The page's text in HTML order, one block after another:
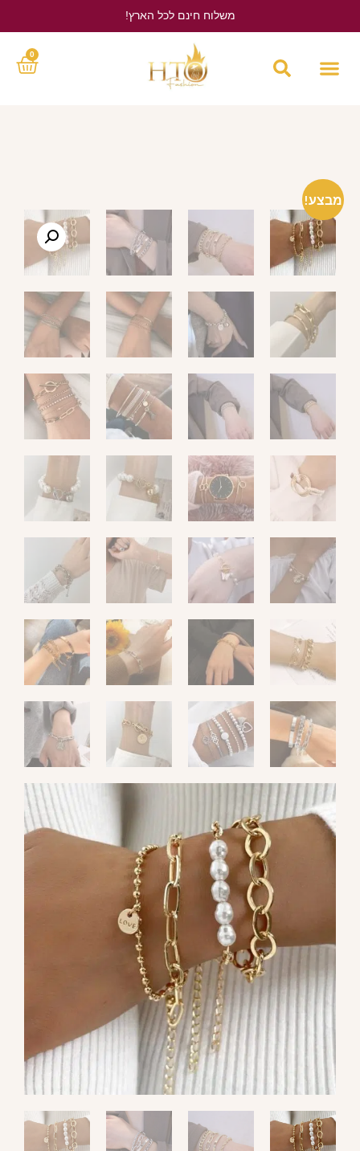
משלוח חינם לכל הארץ!
0
מבצע!